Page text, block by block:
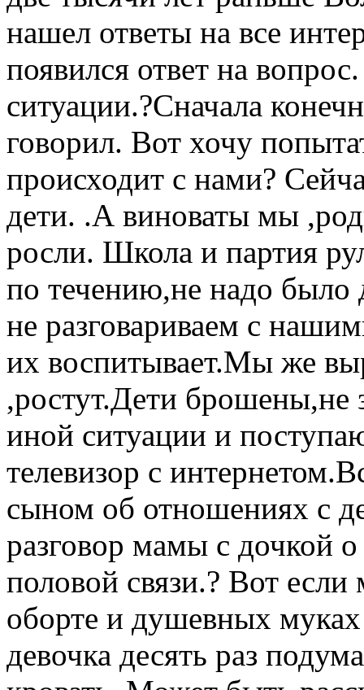
нашел ответы на все
появился ответ на
ситуации.?Сначала
говорил. Вот хочу
происходит с нами?
дети. .А виноваты мы
росли. Школа и партия
по течению,не надо было
не разговариваем с
их воспитывает.Мы же
,ростут.Дети брошены,не
иной ситуации и
телевизор с
сыном об отношениях с
разговор мамы с дочкой
половой связи.? Вот
оборте и душевных
девочка десять раз